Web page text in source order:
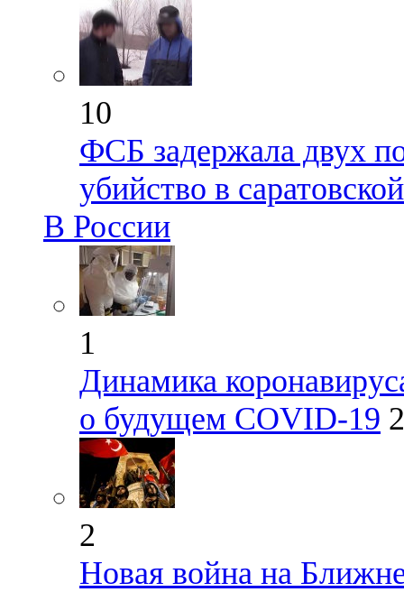
10
ФСБ задержала двух
убийство в
В России
1
Динамика
о будущем COVID-19
2
Новая война на